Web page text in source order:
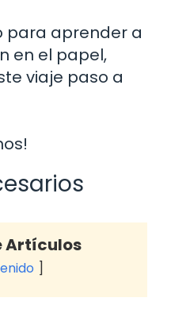
para aprender a
en el papel,
viaje paso a
Artículos